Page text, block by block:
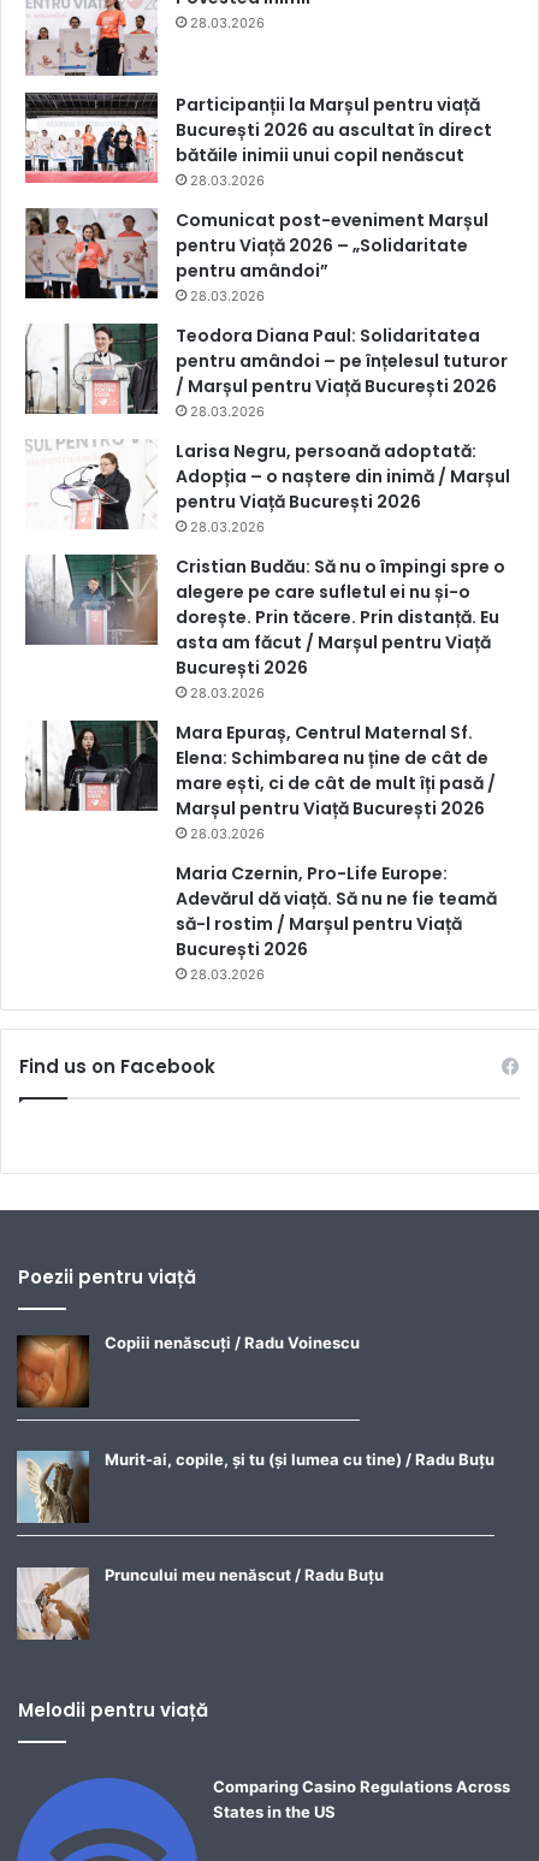
28.03.2026
Participanții la Marșul pentru viață
București 2026 au ascultat în direct
bătăile inimii unui copil nenăscut
28.03.2026
Comunicat post-eveniment Marșul
pentru Viață 2026 – „Solidaritate
pentru amândoi”
28.03.2026
Teodora Diana Paul: Solidaritatea
pentru amândoi – pe înțelesul tuturor
/ Marșul pentru Viață București 2026
28.03.2026
Larisa Negru, persoană adoptată:
Adopția – o naștere din inimă / Marșul
pentru Viață București 2026
28.03.2026
Cristian Budău: Să nu o împingi spre o
alegere pe care sufletul ei nu și-o
dorește. Prin tăcere. Prin distanță. Eu
asta am făcut / Marșul pentru Viață
București 2026
28.03.2026
Mara Epuraș, Centrul Maternal Sf.
Elena: Schimbarea nu ține de cât de
mare ești, ci de cât de mult îți pasă /
Marșul pentru Viață București 2026
28.03.2026
Maria Czernin, Pro-Life Europe:
Adevărul dă viață. Să nu ne fie teamă
să-l rostim / Marșul pentru Viață
București 2026
28.03.2026
Find us on Facebook
Poezii pentru viață
Copiii nenăscuți / Radu Voinescu
Murit-ai, copile, și tu (și lumea cu tine) / Radu Buțu
Pruncului meu nenăscut / Radu Buțu
Melodii pentru viață
Comparing Casino Regulations Across
States in the US